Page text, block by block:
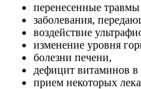
перенесенные
заболевания,
воздействие
изменение уровня
болезни печени,
дефицит витаминов в
прием некоторых